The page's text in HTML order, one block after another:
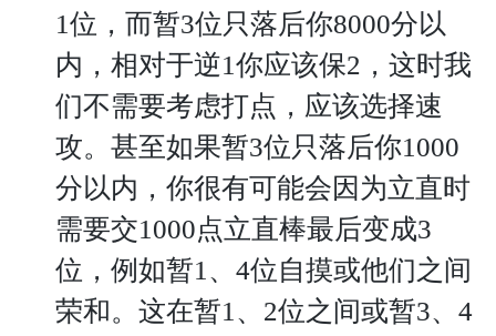
1位，而暂3位只落后你8000分以
内，相对于逆1你应该保2，这时我
们不需要考虑打点，应该选择速
攻。甚至如果暂3位只落后你1000
分以内，你很有可能会因为立直时
需要交1000点立直棒最后变成3
位，例如暂1、4位自摸或他们之间
荣和。这在暂1、2位之间或暂3、4